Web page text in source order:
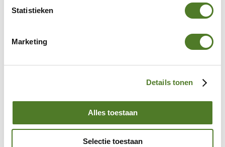
Statistieken
Marketing
Details tonen
Alles toestaan
Selectie toestaan
Content
the
of